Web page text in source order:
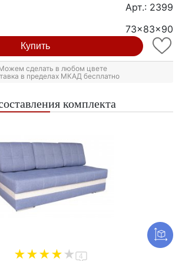
Арт.: 2399
73x83x90
Купить
сделать в любом цвете
в пределах МКАД бесплатно
комплекта
4